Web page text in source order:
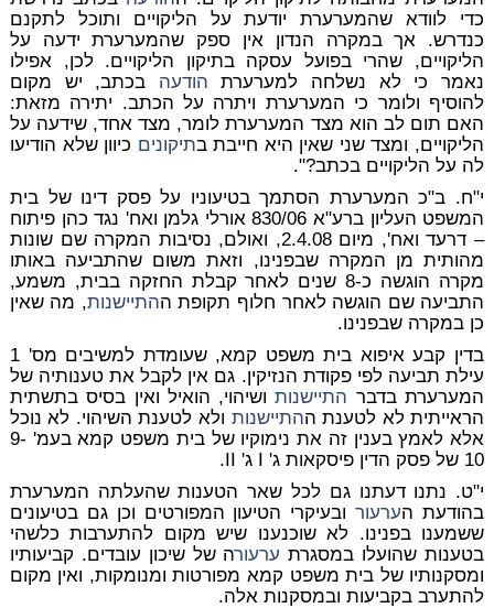
כדי לוודא שהמערערת יודעת על הליקויים ותוכל לתקנם
כנדרש. אך במקרה הנדון אין ספק שהמערערת ידעה על
הליקויים, שהרי בפועל עסקה בתיקון הליקויים. לכן, אפילו
נאמר כי לא נשלחה למערערת הודעה בכתב, יש מקום
להוסיף ולומר כי המערערת ויתרה על הכתב. יתירה מזאת:
האם תום לב הוא מצד המערערת לומר, מצד אחד, שידעה על
הליקויים, ומצד שני שאין היא חייבת בתיקונים כיוון שלא הודיעו
לה על הליקויים בכתב?".
י"ח. ב"כ המערערת הסתמך בטיעוניו על פסק דינו של בית
המשפט העליון ברע"א 830/06
אורלי גלמן ואח' נגד כהן פיתוח
– דרעד ואח',
מיום 2.4.08, ואולם, נסיבות המקרה שם שונות
מהותית מן המקרה שבפנינו, וזאת משום שהתביעה באותו
מקרה הוגשה כ-8 שנים לאחר קבלת החזקה בבית, משמע,
התביעה שם הוגשה לאחר חלוף תקופת ההתיישנות, מה שאין
כן במקרה שבפנינו.
בדין קבע איפוא בית משפט קמא, שעומדת למשיבים מס' 1
עילת תביעה לפי פקודת הנזיקין. גם אין לקבל את טענותיה של
המערערת בדבר התיישנותושיהוי, הואיל ואין בסיס בתשתית
הראייתית לא לטענת ההתיישנות ולא לטענת השיהוי. לא נוכל
אלא לאמץ בענין זה את נימוקיו של בית משפט קמא בעמ' 9-
10 של פסק הדין פיסקאות ג' I ג' II.
י"ט. נתנו דעתנו גם לכל שאר הטענות שהעלתה המערערת
בהודעת הערעורובעיקרי הטיעון המפורטים וכן גם בטיעונים
ששמענו בפנינו. לא שוכנענו שיש מקום להתערבות כלשהי
בטענות שהועלו במסגרת ערעורה של שיכון עובדים. קביעותיו
ומסקנותיו של בית משפט קמא מפורטות ומנומקות, ואין מקום
להתערב בקביעות ובמסקנות אלה.